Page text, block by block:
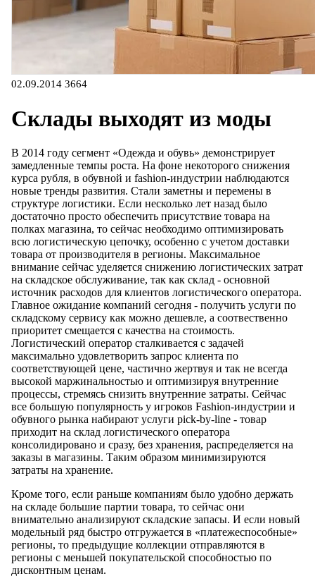
02.09.2014 3664
Склады выходят из моды
В 2014 году сегмент «Одежда и обувь» демонстрирует
замедленные темпы роста. На фоне некоторого снижения
курса рубля, в обувной и fashion-индустрии наблюдаются
новые тренды развития. Стали заметны и перемены в
структуре логистики. Если несколько лет назад было
достаточно просто обеспечить присутствие товара на
полках магазина, то сейчас необходимо оптимизировать
всю логистическую цепочку, особенно с учетом доставки
товара от производителя в регионы. Максимальное
внимание сейчас уделяется снижению логистических затрат
на складское обслуживание, так как склад - основной
источник расходов для клиентов логистического оператора.
Главное ожидание компаний сегодня - получить услуги по
складскому сервису как можно дешевле, а соотвественно
приоритет смещается с качества на стоимость.
Логистический оператор сталкивается с задачей
максимально удовлетворить запрос клиента по
соответствующей цене, частично жертвуя и так не всегда
высокой маржинальностью и оптимизируя внутренние
процессы, стремясь снизить внутренние затраты. Сейчас
все большую популярность у игроков Fashion-индустрии и
обувного рынка набирают услуги pick-by-line - товар
приходит на склад логистического оператора
консолидировано и сразу, без хранения, распределяется на
заказы в магазины. Таким образом минимизируются
затраты на хранение.
Кроме того, если раньше компаниям было удобно держать
на складе большие партии товара, то сейчас они
внимательно анализируют складские запасы. И если новый
модельный ряд быстро отгружается в «платежеспособные»
регионы, то предыдущие коллекции отправляются в
регионы с меньшей покупательской способностью по
дисконтным ценам.